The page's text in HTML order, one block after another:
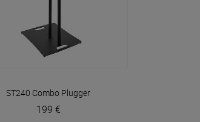
VOIR EN DÉTAIL
ST240 Combo Plugger
199 €